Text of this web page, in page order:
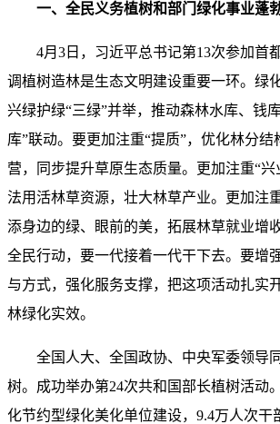
一、全民义务植树和部门绿化事业蓬
4月3日，习近平总书记第13次参加首
调植树造林是生态文明建设重要一环。绿
兴绿护绿“三绿”并举，推动森林水库、钱
库”联动。要更加注重“提质”，优化林分结
营，同步提升草原生态质量。更加注重“
法用活林草资源，壮大林草产业。更加注
添身边的绿、眼前的美，拓展林草就业增
全民行动，要一代接着一代干下去。要增
与方式，强化服务支撑，把这项活动扎实
林绿化实效。
全国人大、全国政协、中央军委领导
树。成功举办第24次共和国部长植树活动
化节约型绿化美化单位建设，9.4万人次干